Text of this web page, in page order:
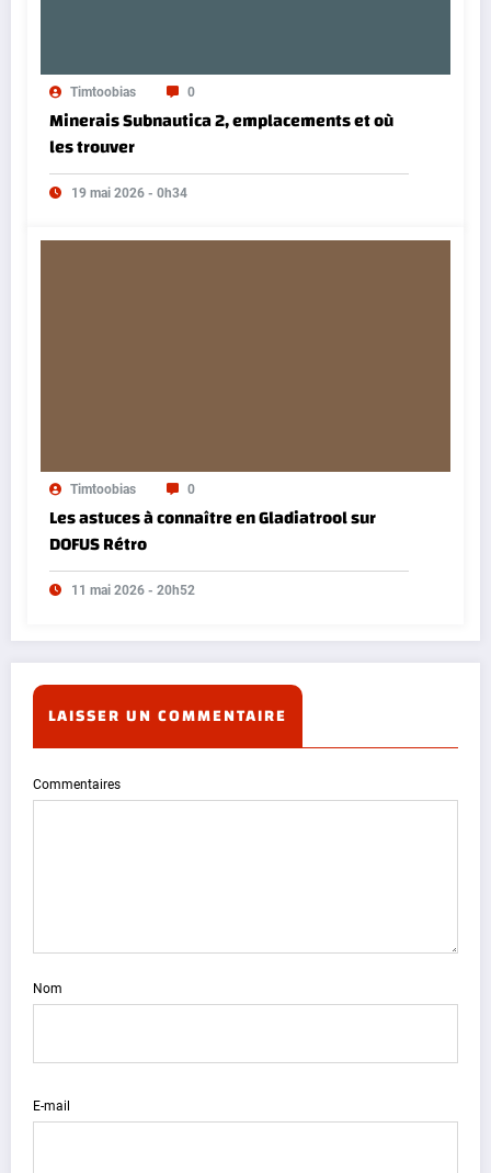
Timtoobias 0
Minerais Subnautica 2, emplacements et où
les trouver
19 mai 2026 - 0h34
Timtoobias 0
Les astuces à connaître en Gladiatrool sur
DOFUS Rétro
11 mai 2026 - 20h52
LAISSER UN COMMENTAIRE
Commentaires
Nom
E-mail